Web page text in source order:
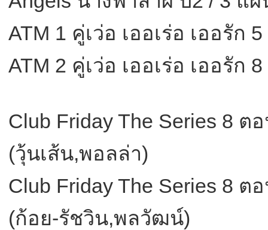
ATM 1 คู่เว่อ เออเร่อ เออรัก
ATM 2 คู่เว่อ เออเร่อ เออรัก
Club Friday The Series 8
(วุ้นเส้น,พอลล่า)
Club Friday The Series 8
(ก้อย-รัชวิน,พลวัฒน์)